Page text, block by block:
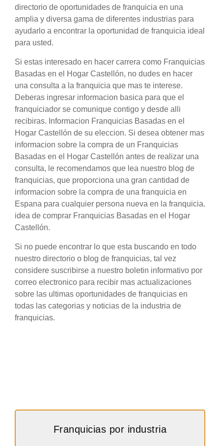
directorio de oportunidades de franquicia en una
amplia y diversa gama de diferentes industrias para
ayudarlo a encontrar la oportunidad de franquicia ideal
para usted.
Si estas interesado en hacer carrera como Franquicias
Basadas en el Hogar Castellón, no dudes en hacer
una consulta a la franquicia que mas te interese.
Deberas ingresar informacion basica para que el
franquiciador se comunique contigo y desde alli
recibiras. Informacion Franquicias Basadas en el
Hogar Castellón de su eleccion. Si desea obtener mas
informacion sobre la compra de un Franquicias
Basadas en el Hogar Castellón antes de realizar una
consulta, le recomendamos que lea nuestro blog de
franquicias, que proporciona una gran cantidad de
informacion sobre la compra de una franquicia en
Espana para cualquier persona nueva en la franquicia.
idea de comprar Franquicias Basadas en el Hogar
Castellón.
Si no puede encontrar lo que esta buscando en todo
nuestro directorio o blog de franquicias, tal vez
considere suscribirse a nuestro boletin informativo por
correo electronico para recibir mas actualizaciones
sobre las ultimas oportunidades de franquicias en
todas las categorias y noticias de la industria de
franquicias.
Franquicias por industria